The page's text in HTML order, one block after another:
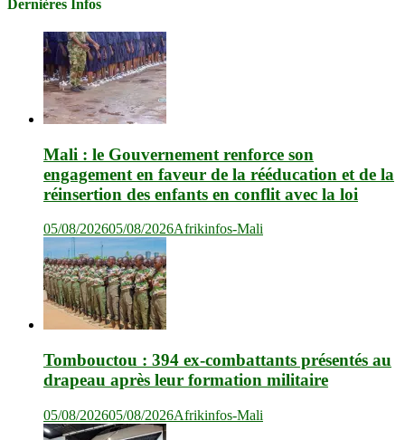
Dernières Infos
Mali : le Gouvernement renforce son
engagement en faveur de la rééducation et de la
réinsertion des enfants en conflit avec la loi
05/08/202605/08/2026Afrikinfos-Mali
Tombouctou : 394 ex-combattants présentés au
drapeau après leur formation militaire
05/08/202605/08/2026Afrikinfos-Mali